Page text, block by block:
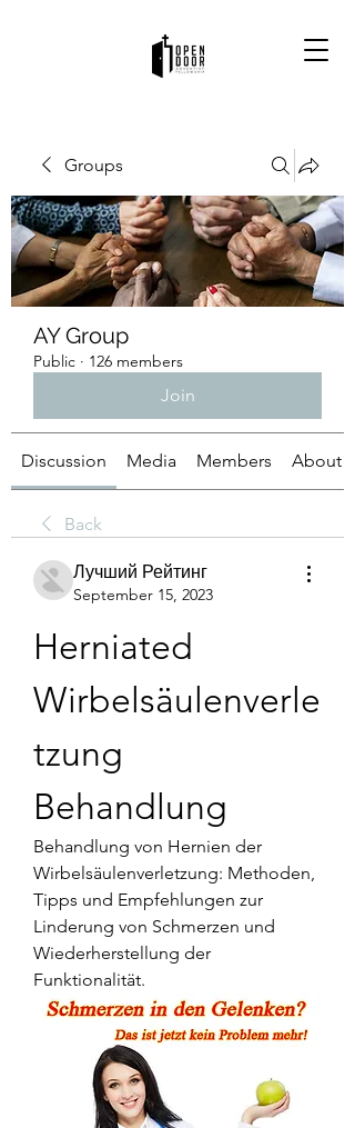
Groups
AY Group
Public · 126 members
Join
Discussion Media Members About
Back
Лучший Рейтинг
September 15, 2023
Herniated
Wirbelsäulenverle
tzung
Behandlung
Behandlung von Hernien der
Wirbelsäulenverletzung: Methoden,
Tipps und Empfehlungen zur
Linderung von Schmerzen und
Wiederherstellung der
Funktionalität.